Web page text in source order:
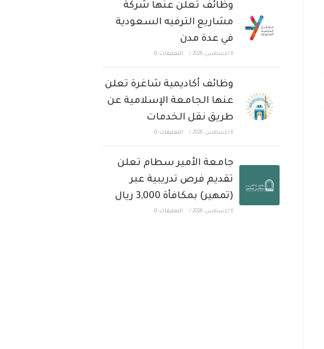
وظائف تعلن عنها شركة
مشاريع الترفيه السعودية
في عدة مدن
6 أغسطس، 2026 / التعليقات: 0
وظائف أكاديمية شاغرة تعلن
عنها الجامعة الإسلامية عن
طريق نقل الخدمات
6 أغسطس، 2026 / التعليقات: 0
جامعة الأمير سطام تعلن
تقديم فرص تدريبية عبر
(تمهير) بمكافأة 3,000 ريال
6 أغسطس، 2026 / التعليقات: 0